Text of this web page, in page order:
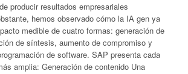
producir resultados empresariales
hemos observado cómo la IA gen ya
medible de cuatro formas: generación de
de síntesis, aumento de compromiso y
de software. SAP presenta cada
amplia: Generación de contenido Una